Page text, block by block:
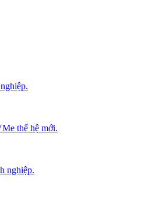
thế hệ mới.
nghiệp.